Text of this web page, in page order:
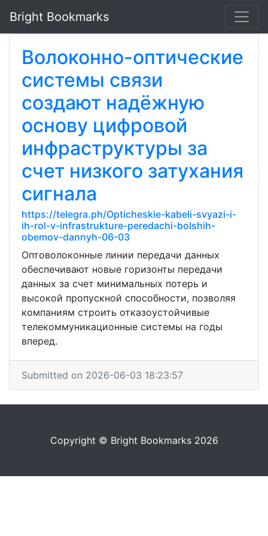
Bright Bookmarks
Волоконно-оптические
системы связи
создают надёжную
основу цифровой
инфраструктуры за
счет низкого затухания
сигнала
https://telegra.ph/Opticheskie-kabeli-svyazi-i-
ih-rol-v-infrastrukture-peredachi-bolshih-
obemov-dannyh-06-03
Оптоволоконные линии передачи данных
обеспечивают новые горизонты передачи
данных за счет минимальных потерь и
высокой пропускной способности, позволяя
компаниям строить отказоустойчивые
телекоммуникационные системы на годы
вперед.
Submitted on 2026-06-03 18:23:57
Copyright © Bright Bookmarks 2026